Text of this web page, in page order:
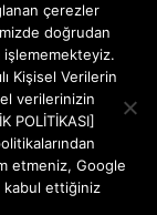
çerezler
doğrudan
Kişisel Verilerin
verilerinizin
POLİTİKASI]
etmeniz, Google
kabul ettiğiniz